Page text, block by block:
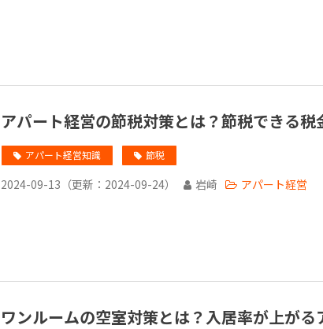
アパート経営の節税対策とは？節税できる税
アパート経営知識 節税
2024-09-13 （更新： 2024-09-24） 岩崎 アパート経営
ワンルームの空室対策とは？入居率が上が